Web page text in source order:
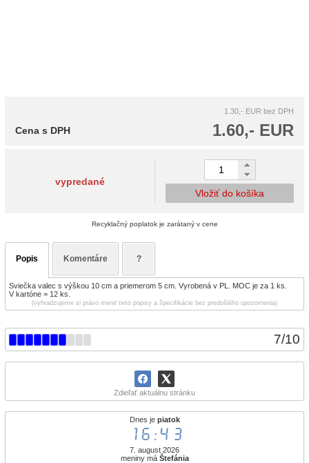
7/10
Zdieľať aktuálnu stránku
Dnes je piatok
16:43
7. august 2026
meniny má Štefánia
1.30,- EUR bez DPH
1.60,- EUR
Cena s DPH
vypredané
Vložiť do košíka
Recyklačný poplatok je zarátaný v cene
Popis Komentáre ?
Sviečka valec s výškou 10 cm a priemerom 5 cm. Vyrobená v PL. MOC je za 1 ks.
V kartóne = 12 ks.
(vyhradzujeme si právo meniť tieto popisy a špecifikácie bez predošlého upozornenia)